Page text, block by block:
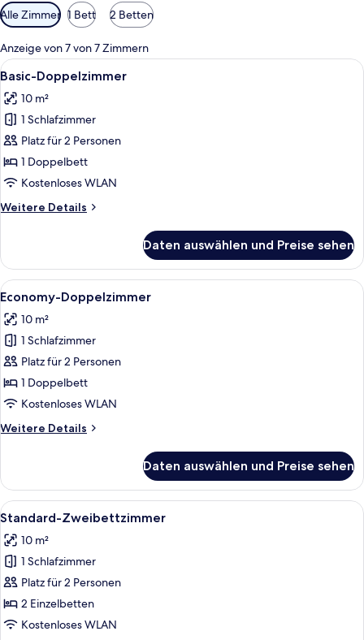
Verfügbare
Filter
für
Zimmer
Alle Zimmer 1 Bett 2 Betten
Anzeige von 7 von 7 Zimmern
Alle
Fotos
für
Basic-
Doppelzimmer
anzeigen
Ein Hotelzimmer mit einem großen
20
Basic-Doppelzimmer
10 m²
1 Schlafzimmer
Platz für 2 Personen
1 Doppelbett
Kostenloses WLAN
Weitere Details
Weitere
Doppelzimmer
Daten auswählen und Preise sehen
Alle
Fotos
für
Economy-
Doppelzimmer
anzeigen
Ein Hotelzimmer mit Bett, weißen
15
Economy-Doppelzimmer
10 m²
1 Schlafzimmer
Platz für 2 Personen
1 Doppelbett
Kostenloses WLAN
Weitere Details
Weitere
Doppelzimmer
Daten auswählen und Preise sehen
Alle
Fotos
für
Standard-
Zweibettzimmer
anzeigen
Ein Hotelzimmer mit zwei Betten,
11
Standard-Zweibettzimmer
10 m²
1 Schlafzimmer
Platz für 2 Personen
2 Einzelbetten
Kostenloses WLAN